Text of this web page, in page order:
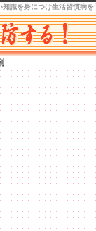
知識を身につけ生活習慣病を